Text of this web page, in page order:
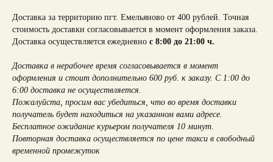
Доставка за территорию пгт. Емельяново от 400 рублей. Точная
стоимость доставки согласовывается в момент оформления заказа.
Доставка осуществляется ежедневно с 8:00 до 21:00 ч.
Доставка в нерабочее время согласовывается в момент
оформления и стоит дополнительно 600 руб. к заказу. С 1:00 до
6:00 доставка не осуществляется.
Пожалуйста, просим вас убедиться, что во время доставки
получатель будет находиться на указанном вами адресе.
Бесплатное ожидание курьером получателя 10 минут.
Повторная доставка осуществляется по цене такси в свободный
временной промежуток